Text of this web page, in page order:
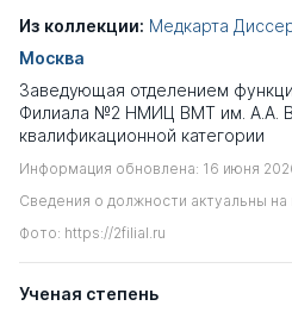
Из коллекции: Медкарта
Москва
Заведующая отделением
Филиала №2 НМИЦ ВМТ им. А.А.
квалификационной категории
Информация обновлена: 16 июня
Сведения о должности актуальны
Фото: https://2filial.ru
Ученая степень